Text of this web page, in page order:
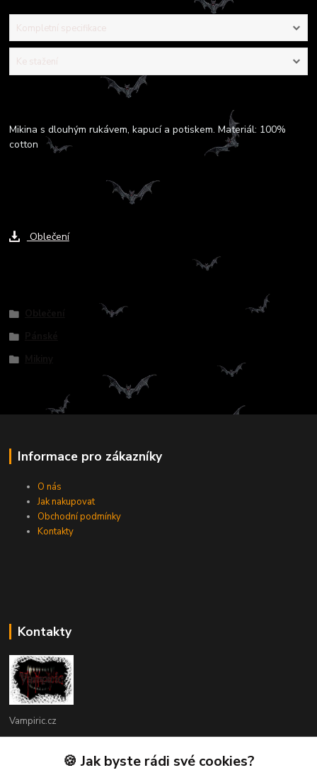
Kompletní specifikace
Ke stažení
Mikina s dlouhým rukávem, kapucí a potiskem. Materiál: 100%
cotton
Oblečení
Informace pro zákazníky
O nás
Jak nakupovat
Obchodní podmínky
Kontakty
Kontakty
Vampiric.cz
+420 774 198 598
🍪 Jak byste rádi své cookies?